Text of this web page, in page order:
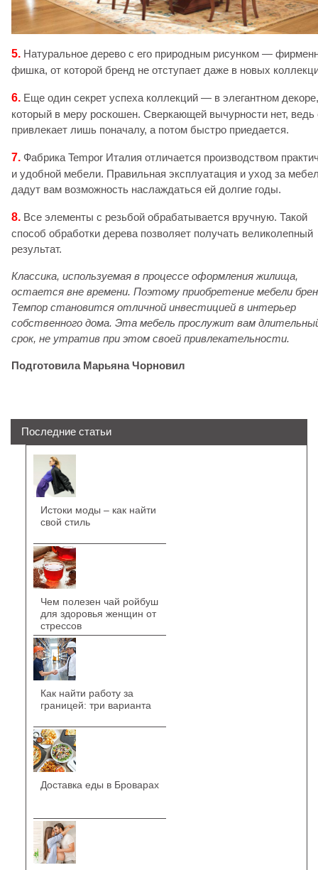
5. Натуральное дерево с его природным рисунком —
фишка, от которой бренд не отступает даже в новых
6. Еще один секрет успеха коллекций — в элегантном декоре,
который в меру роскошен. Сверкающей вычурности нет, ведь
привлекает лишь поначалу, а потом быстро приедается.
7. Фабрика Tempor Италия отличается производством
и удобной мебели. Правильная эксплуатация и уход за
дадут вам возможность наслаждаться ей долгие годы.
8. Все элементы с резьбой обрабатывается вручную. Такой
способ обработки дерева позволяет получать великолепный
результат.
Классика, используемая в процессе оформления жилища,
остается вне времени. Поэтому приобретение мебели
Темпор становится отличной инвестицией в интерьер
собственного дома. Эта мебель прослужит вам
срок, не утратив при этом своей привлекательности.
Подготовила Марьяна Чорновил
Последние статьи
Истоки моды – как найти
свой стиль
Чем полезен чай ройбуш
для здоровья женщин от
стрессов
Как найти работу за
границей: три варианта
Доставка еды в Броварах